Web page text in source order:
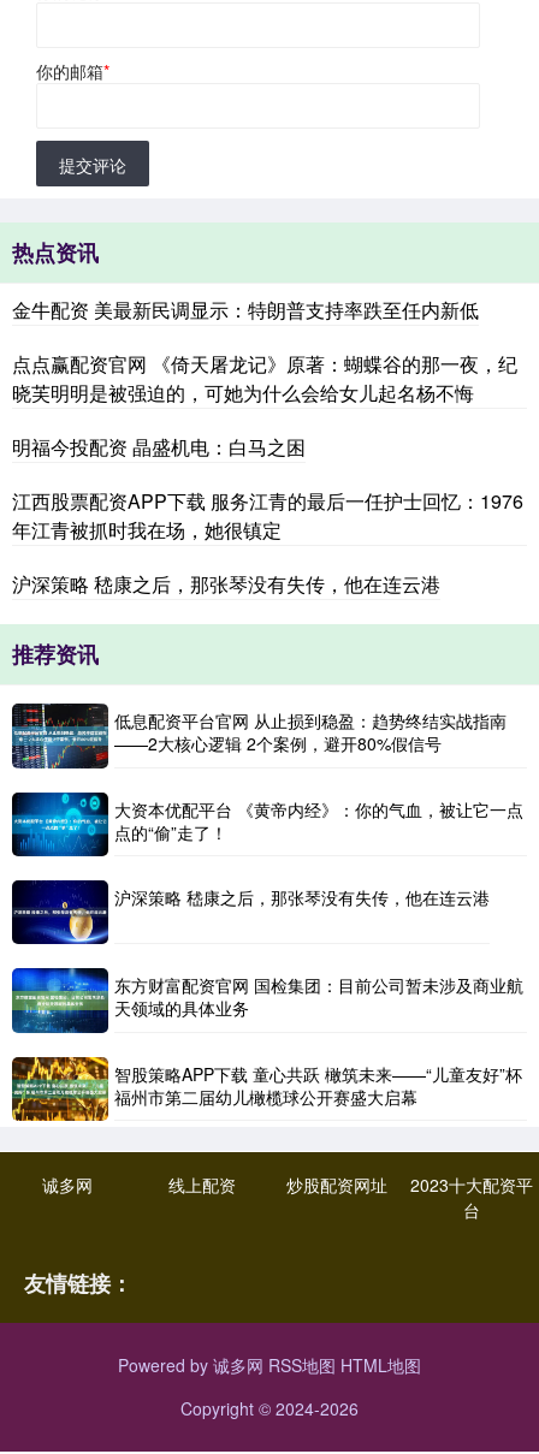
你的邮箱*
提交评论
热点资讯
金牛配资 美最新民调显示：特朗普支持率跌至任内新低
点点赢配资官网 《倚天屠龙记》原著：蝴蝶谷的那一夜，纪
晓芙明明是被强迫的，可她为什么会给女儿起名杨不悔
明福今投配资 晶盛机电：白马之困
江西股票配资APP下载 服务江青的最后一任护士回忆：1976
年江青被抓时我在场，她很镇定
沪深策略 嵇康之后，那张琴没有失传，他在连云港
推荐资讯
低息配资平台官网 从止损到稳盈：趋势终结实战指南
——2大核心逻辑 2个案例，避开80%假信号
大资本优配平台 《黄帝内经》：你的气血，被让它一点
点的“偷”走了！
沪深策略 嵇康之后，那张琴没有失传，他在连云港
东方财富配资官网 国检集团：目前公司暂未涉及商业航
天领域的具体业务
智股策略APP下载 童心共跃 橄筑未来——“儿童友好”杯
福州市第二届幼儿橄榄球公开赛盛大启幕
诚多网 线上配资 炒股配资网址
2023十大配资平
台
友情链接：
Powered by 诚多网 RSS地图 HTML地图
Copyright © 2024-2026